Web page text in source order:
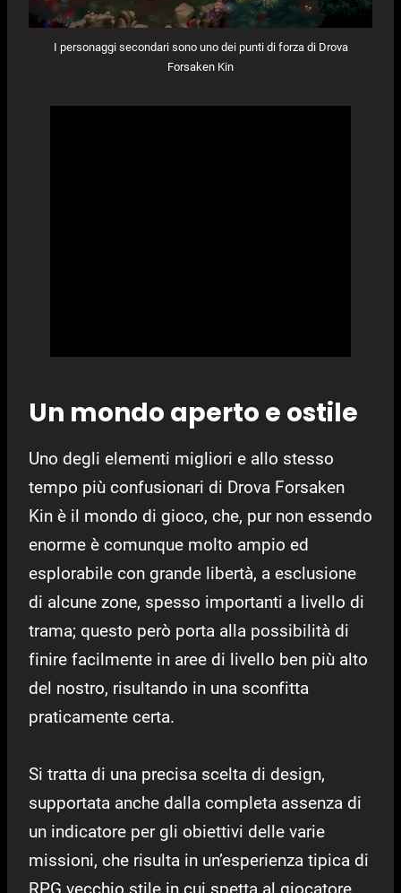
I personaggi secondari sono uno dei punti di forza di Drova
Forsaken Kin
Un mondo aperto e ostile
Uno degli elementi migliori e allo stesso
tempo più confusionari di Drova Forsaken
Kin è il mondo di gioco, che, pur non essendo
enorme è comunque molto ampio ed
esplorabile con grande libertà, a esclusione
di alcune zone, spesso importanti a livello di
trama; questo però porta alla possibilità di
finire facilmente in aree di livello ben più alto
del nostro, risultando in una sconfitta
praticamente certa.
Si tratta di una precisa scelta di design,
supportata anche dalla completa assenza di
un indicatore per gli obiettivi delle varie
missioni, che risulta in un’esperienza tipica di
RPG vecchio stile in cui spetta al giocatore